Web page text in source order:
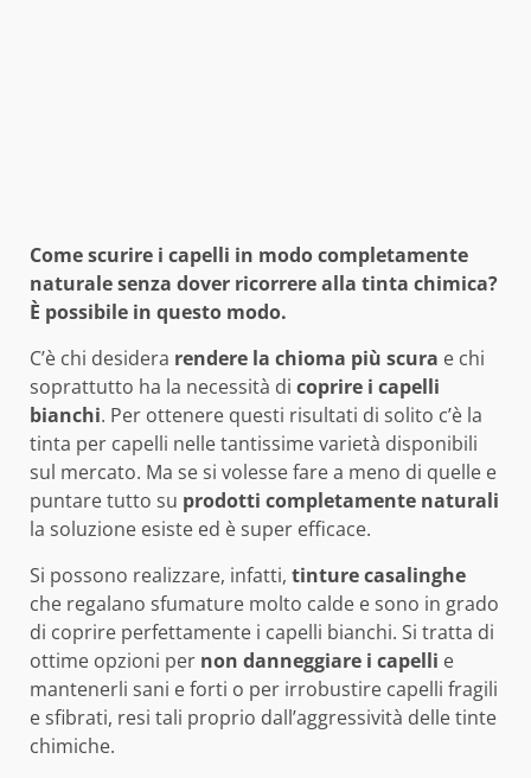
Come scurire i capelli in modo completamente
naturale senza dover ricorrere alla tinta chimica?
È possibile in questo modo.
C’è chi desidera rendere la chioma più scura e chi
soprattutto ha la necessità di coprire i capelli
bianchi. Per ottenere questi risultati di solito c’è la
tinta per capelli nelle tantissime varietà disponibili
sul mercato. Ma se si volesse fare a meno di quelle e
puntare tutto su prodotti completamente naturali
la soluzione esiste ed è super efficace.
Si possono realizzare, infatti, tinture casalinghe
che regalano sfumature molto calde e sono in grado
di coprire perfettamente i capelli bianchi. Si tratta di
ottime opzioni per non danneggiare i capelli e
mantenerli sani e forti o per irrobustire capelli fragili
e sfibrati, resi tali proprio dall’aggressività delle tinte
chimiche.